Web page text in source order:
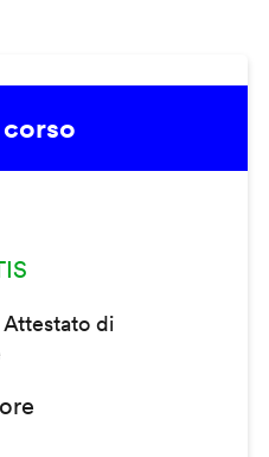
corso
di